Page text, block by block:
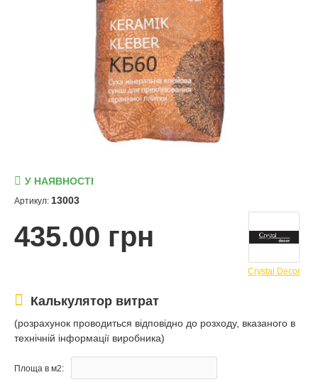
435.00 грн
Crystal Decor
У НАЯВНОСТІ
Артикул: 13003
Калькулятор витрат
(розрахунок проводиться відповідно до розходу, вказаного в
технічній інформації виробника)
Площа в м2: